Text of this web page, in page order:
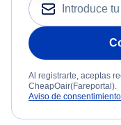
Al registrarte, aceptas
CheapOair(Fareportal).
Aviso de consentimiento